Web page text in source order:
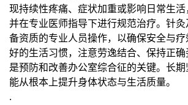
现持续性疼痛、症状加重或影响日常生活
并在专业医师指导下进行规范治疗。针
备资质的专业人员操作，以确保安全与
好的生活习惯，注意劳逸结合、保持正确
是预防和改善办公室综合征的关键。长
能从根本上提升身体状态与生活质量。
.